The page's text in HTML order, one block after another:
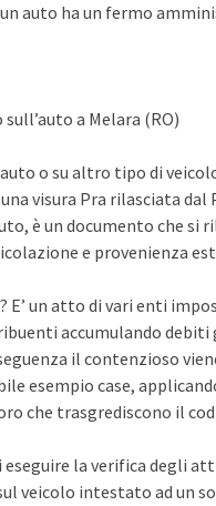
auto ha un fermo
a Melara (RO)
o su altro tipo di
visura Pra rilasciata
è un documento che
e provenienza
E’ un atto di vari enti
accumulando debiti
il contenzioso
esempio case,
che trasgrediscono il
eseguire la verifica degli
veicolo intestato ad un